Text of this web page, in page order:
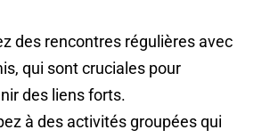
des rencontres régulières avec
qui sont cruciales pour
des liens forts.
à des activités groupées qui